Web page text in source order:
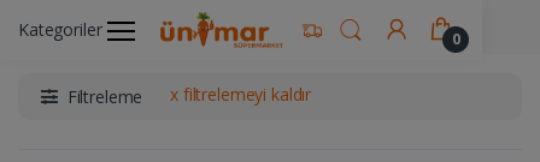
Kategoriler 0
Ünimar Anasayfa Sigara & Tütün
Filtreleme x filtrelemeyi kaldır